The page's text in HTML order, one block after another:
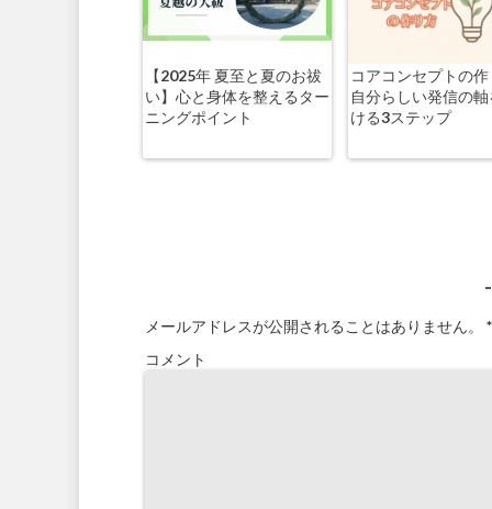
【2025年 夏至と夏のお祓
い】心と身体を整えるター
ニングポイント
コアコンセプトの
自分らしい発信の
ける3ステップ
メールアドレスが公開されることはありません。
*
コメント